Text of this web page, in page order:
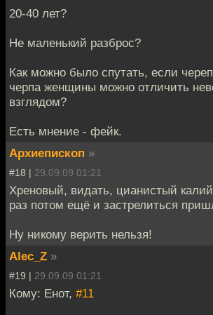
20-40 лет?
Не маленький разброс?
Как можно было спутать, если
черпа женщины можно отличить
взглядом?
Есть мнение - фейк.
Архиепископ »
#18 | 29.09.09 01:21
Хреновый, видать, цианистый
раз потом ещё и застрелиться
Ну никому верить нельзя!
Alec_Z »
#19 | 29.09.09 01:21
Кому: Енот, #11